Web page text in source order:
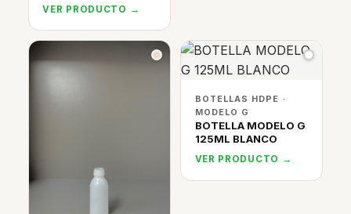
VER PRODUCTO →
BOTELLAS HDPE ·
MODELO G
BOTELLA MODELO G
125ML BLANCO
VER PRODUCTO →